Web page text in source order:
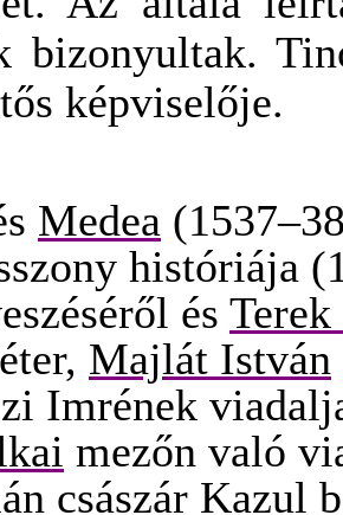
bizonyultak.
képviselője.
Medea
históriája
és
Majlát István
Imrének
mezőn való
császár Kazul